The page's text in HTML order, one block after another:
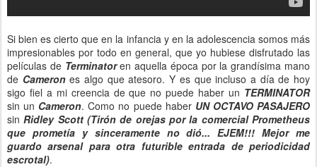
Si bien es cierto que en la infancia y en la adolescencia somos más
impresionables por todo en general, que yo hubiese disfrutado las
películas de Terminatoren aquella época por la grandísima mano
de Camerones algo que atesoro. Y es que incluso a día de hoy
sigo fiel a mi creencia de que no puede haber un TERMINATOR
sin un Cameron. Como no puede haber UN OCTAVO PASAJERO
sinRidley Scott (Tirón de orejas por la comercial Prometheus
que prometía y sinceramente no dió... EJEM!!! Mejor me
guardo arsenal para otra futurible entrada de periodicidad
escrotal).